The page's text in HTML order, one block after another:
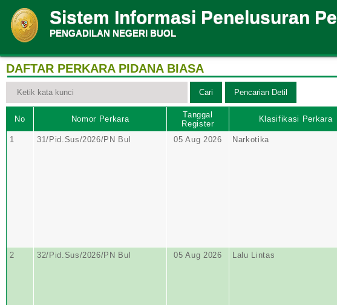
Sistem Informasi Penelusuran
PENGADILAN NEGERI BUOL
DAFTAR PERKARA PIDANA BIASA
No Nomor Perkara
Tanggal
Register
Klasifikasi Perkara
1 31/Pid.Sus/2026/PN Bul 05 Aug 2026 Narkotika
2 32/Pid.Sus/2026/PN Bul 05 Aug 2026 Lalu Lintas